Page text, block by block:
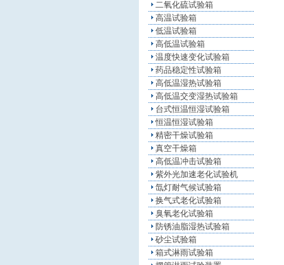
二氧化硫试验箱
高温试验箱
低温试验箱
高低温试验箱
温度快速变化试验箱
药品稳定性试验箱
高低温湿热试验箱
高低温交变湿热试验箱
台式恒温恒湿试验箱
恒温恒湿试验箱
精密干燥试验箱
真空干燥箱
高低温冲击试验箱
紫外光加速老化试验机
氙灯耐气候试验箱
换气式老化试验箱
臭氧老化试验箱
防锈油脂湿热试验箱
砂尘试验箱
箱式淋雨试验箱